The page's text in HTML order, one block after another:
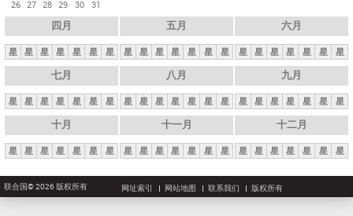
26 27 28 29 30 31
四月
星 星 星 星 星 星 星
五月
星 星 星 星 星 星 星
六月
星 星 星 星 星 星 星
七月
星 星 星 星 星 星 星
八月
星 星 星 星 星 星 星
九月
星 星 星 星 星 星 星
十月
星 星 星 星 星 星 星
十一月
星 星 星 星 星 星 星
十二月
星 星 星 星 星 星 星
联合国© 2026 版权所有 网址索引 网站地图 联系我们 版权所有